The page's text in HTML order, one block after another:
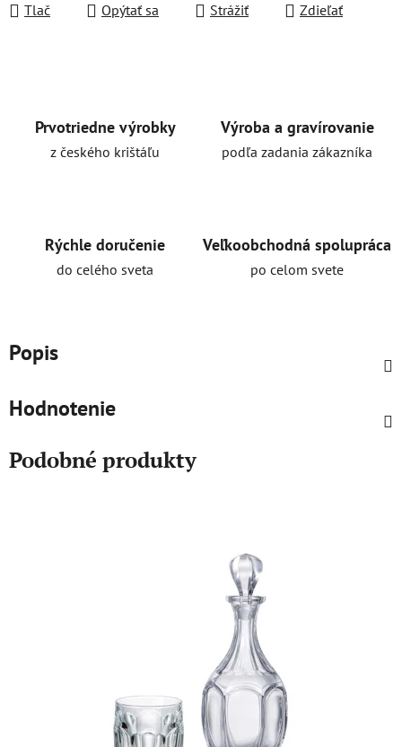
Tlač Opýtať sa Strážiť Zdieľať
Prvotriedne výrobky
z českého krištáľu
Výroba a gravírovanie
podľa zadania zákazníka
Rýchle doručenie
do celého sveta
Veľkoobchodná spolupráca
po celom svete
Popis
Hodnotenie
Podobné produkty